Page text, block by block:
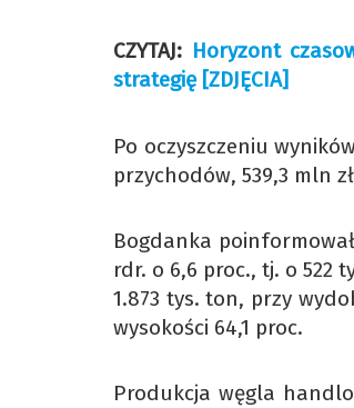
CZYTAJ: Horyzont
strategię [ZDJĘCIA]
Po oczyszczeniu
przychodów, 539,3 mln
Bogdanka
rdr. o 6,6 proc., tj. o 522
1.873 tys. ton, przy
wysokości 64,1 proc.
Produkcja węgla